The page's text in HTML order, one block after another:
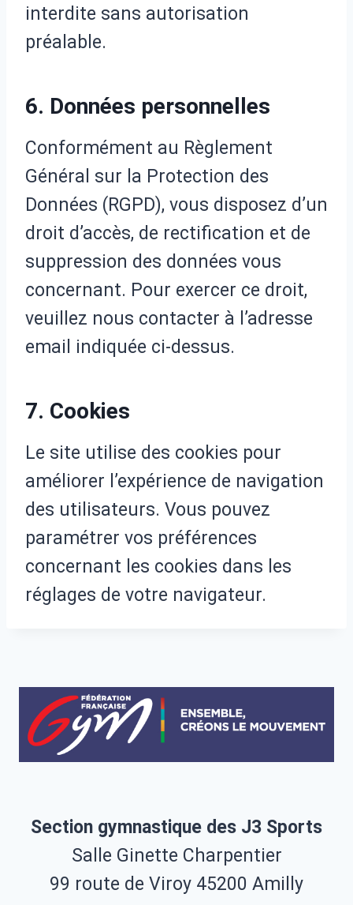
interdite sans autorisation
préalable.
6. Données personnelles
Conformément au Règlement
Général sur la Protection des
Données (RGPD), vous disposez d’un
droit d’accès, de rectification et de
suppression des données vous
concernant. Pour exercer ce droit,
veuillez nous contacter à l’adresse
email indiquée ci-dessus.
7. Cookies
Le site utilise des cookies pour
améliorer l’expérience de navigation
des utilisateurs. Vous pouvez
paramétrer vos préférences
concernant les cookies dans les
réglages de votre navigateur.
Section gymnastique des J3 Sports
Salle Ginette Charpentier
99 route de Viroy 45200 Amilly